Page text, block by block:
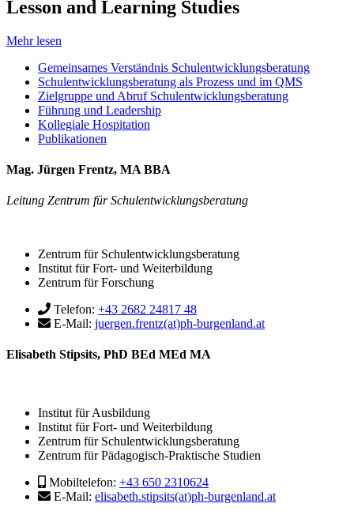
Lesson and Learning Studies
Mehr lesen
Gemeinsames Verständnis Schulentwicklungsberatung
Schulentwicklungsberatung als Prozess und im QMS
Zielgruppe und Abruf Schulentwicklungsberatung
Führung und Leadership
Kollegiale Hospitation
Publikationen
Mag. Jürgen Frentz, MA BBA
Leitung Zentrum für Schulentwicklungsberatung
Zentrum für Schulentwicklungsberatung
Institut für Fort- und Weiterbildung
Zentrum für Forschung
Telefon: +43 2682 24817 48
E-Mail: juergen.frentz(at)ph-burgenland.at
Elisabeth Stipsits, PhD BEd MEd MA
Institut für Ausbildung
Institut für Fort- und Weiterbildung
Zentrum für Schulentwicklungsberatung
Zentrum für Pädagogisch-Praktische Studien
Mobiltelefon: +43 650 2310624
E-Mail: elisabeth.stipsits(at)ph-burgenland.at